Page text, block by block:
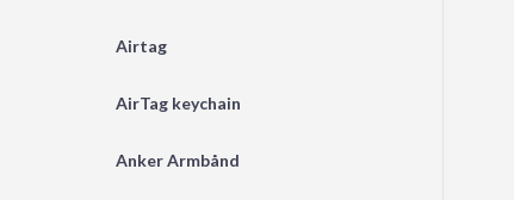
Airtag
AirTag keychain
Anker Armbånd